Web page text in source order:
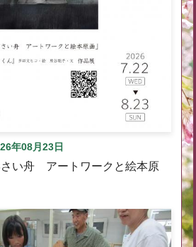
年08月23日
さい舟 アートワークと絵本原